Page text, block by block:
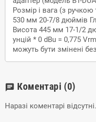
Розмір і вага (з
530 мм 20-7/8 дюймів
Висота 445 мм 17-1/2
унцій * 0 dBu = 0,775
можуть бути змінені
chat Коментарі (0)
Наразі коментарі відсутні.